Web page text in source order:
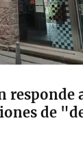
responde
de